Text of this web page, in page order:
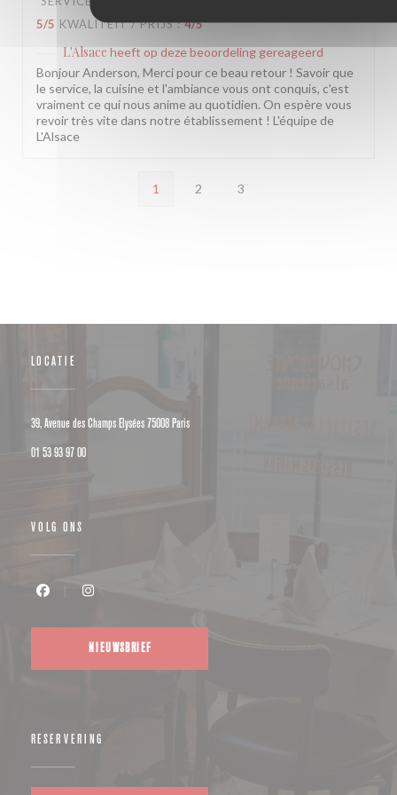
5/5 KWALITEIT / PRIJS: 4/5
L'Alsace heeft op deze beoordeling gereageerd
Bonjour Anderson, Merci pour ce beau retour ! Savoir que
le service, la cuisine et l'ambiance vous ont conquis, c'est
vraiment ce qui nous anime au quotidien. On espère vous
revoir très vite dans notre établissement ! L'équipe de
L'Alsace
1 2 3
LOCATIE
39, Avenue des Champs Elysées 75008 Paris((opent in een nieuw venster))
01 53 93 97 00
VOLG ONS
NIEUWSBRIEF
RESERVERING